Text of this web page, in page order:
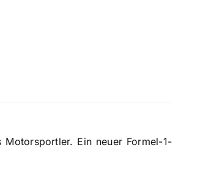
Ein neuer Formel-1-